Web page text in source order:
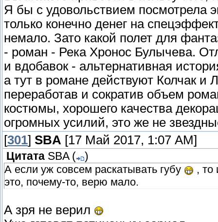
Я бы с удовольствием посмотрела
только конечно денег на
немало. Зато какой полет для
- роман - Река Хронос Булычева.
и вдобавок - альтернативная
а тут в романе действуют Колчак
переработав и сократив объем
костюмы, хорошего качества
огромных усилий, это же не
[301] SBA [17 Май 2017, 1:07 AM]
Цитата SBA(
)
А если уж совсем раскатывать губу
, то
это, почему-то, верю мало.
А зря не верил